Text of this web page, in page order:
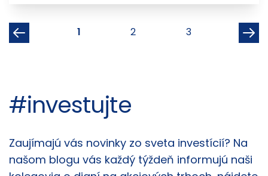
1 2 3
#investujte
Články
Zaujímajú vás novinky zo sveta investícií? Na
našom blogu vás každý týždeň informujú naši